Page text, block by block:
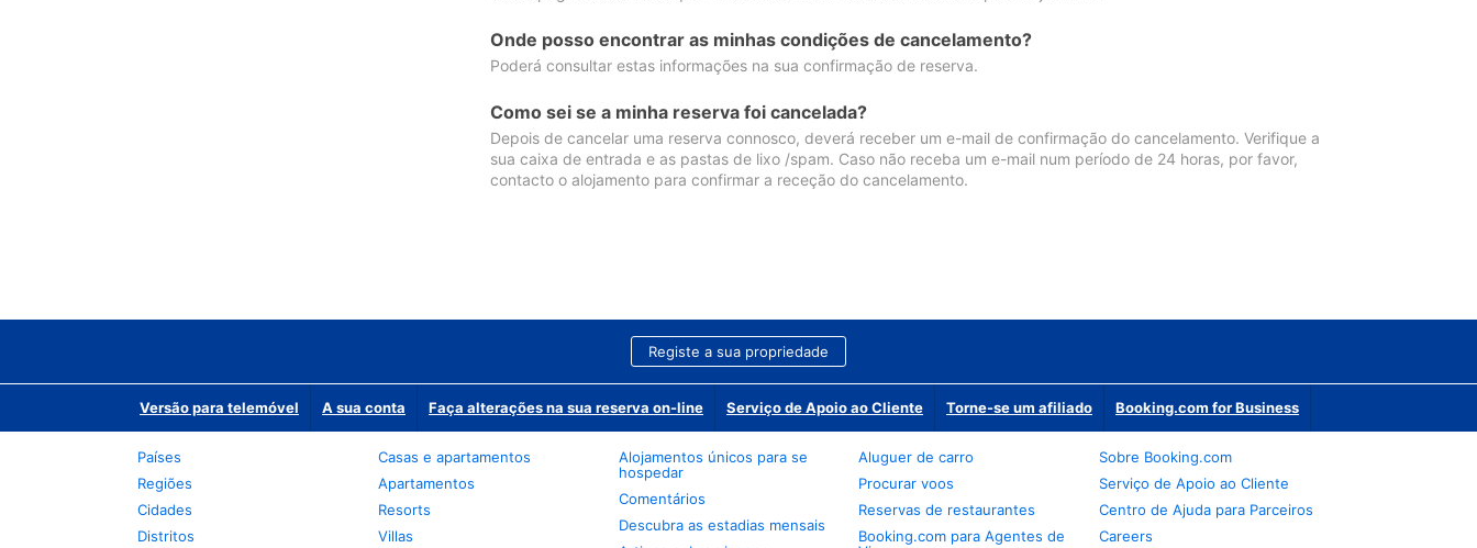
Onde posso encontrar as minhas condições de cancelamento?
Poderá consultar estas informações na sua confirmação de reserva.
Como sei se a minha reserva foi cancelada?
Depois de cancelar uma reserva connosco, deverá receber um e-mail de confirmação do cancelamento. Verifique a
sua caixa de entrada e as pastas de lixo /spam. Caso não receba um e-mail num período de 24 horas, por favor,
contacto o alojamento para confirmar a receção do cancelamento.
Registe a sua propriedade
Versão para telemóvel A sua conta Faça alterações na sua reserva on-line Serviço de Apoio ao Cliente Torne-se um afiliado Booking.com for Business
Países
Regiões
Cidades
Distritos
Casas e apartamentos
Apartamentos
Resorts
Villas
Alojamentos únicos para se
hospedar
Comentários
Descubra as estadias mensais
Aluguer de carro
Procurar voos
Reservas de restaurantes
Booking.com para Agentes de
Sobre Booking.com
Serviço de Apoio ao Cliente
Centro de Ajuda para Parceiros
Careers